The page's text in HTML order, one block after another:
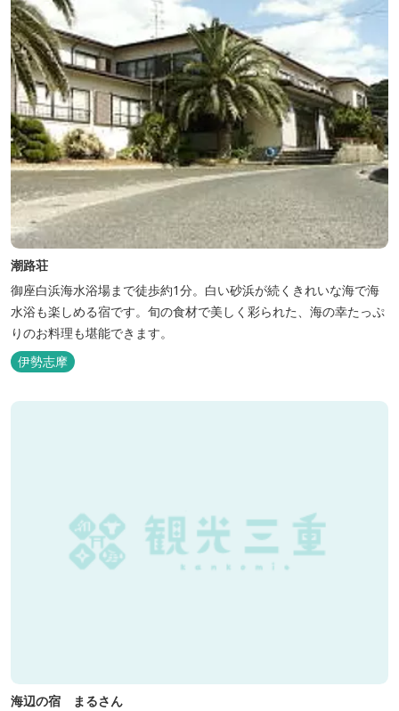
潮路荘
御座白浜海水浴場まで徒歩約1分。白い砂浜が続くきれいな海で海
水浴も楽しめる宿です。旬の食材で美しく彩られた、海の幸たっぷ
りのお料理も堪能できます。
伊勢志摩
海辺の宿 まるさん